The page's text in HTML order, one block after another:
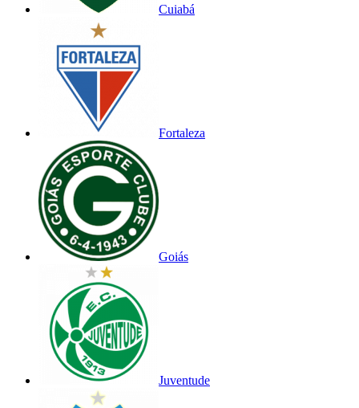
Cuiabá
Fortaleza
Goiás
Juventude